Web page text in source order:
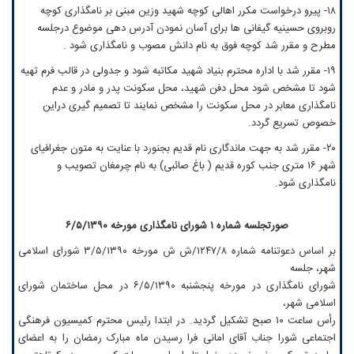
۱۸- پیرو درخواست مکرر اهالی کوچه شهید وزین مبنی بر نامگذاری کوچه
روبروی حسینیه گیفانی ها برای آسان نمودن آدرس دهی موضوع درجلسه
مطرح و مقرر شد کوچه فوق به نام دانش مصوب و نامگذاری شود .
۱۹- مقرر شد با اداره محترم بنیاد شهید مکاتبه شود و جدولی در قالب فرم تهیه
شود تا مشخص شود محل دفن شهید، محل سکونت پدر و مادر و عدم
نامگذاری معابر در محل سکونت را مشخص نمایند تا تصمیم گیری دراین
خصوص تسریع گردد.
۲۰- مقرر شد به جهت ماندگاری نام قدیم بجنورد با عنایت به متون جغرافیای
شهر ۱۶ متری جنب کوره قدیم ( باغ صائبی) به نام چرمغان تصویب و
نامگذاری شود.
صورتجلسه شماره ۱ شورای نامگذاری مورخه ۶/۵/۱۳۹۰
بر اساس دعوتنامه شماره ۱۲۴۷/۸/ش ش مورخه ۳/۵/۱۳۹۰ شورای اسلامی
شهر، جلسه
شورای نامگذاری در مورخه پنجشنبه ۶/۵/۱۳۹۰ در محل ساختمان شورای
اسلامی شهر،
رأس ساعت ۱۰ صبح تشکیل گردید. در ابتدا رئیس محترم کمیسیون فرهنگی
اجتماعی شورا جناب آقای امانی فرا رسیدن ماه مبارک رمضان را به اعضای